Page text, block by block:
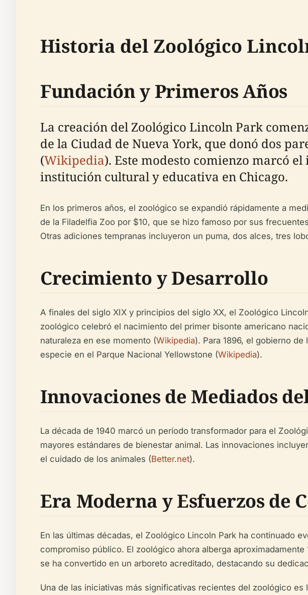
Historia del Zoológico
Fundación y Primeros Años
La creación del Zoológico Lincoln Park
de la Ciudad de Nueva York, que donó dos
(Wikipedia). Este modesto comienzo marcó
institución cultural y educativa en Chicago.
En los primeros años, el zoológico se expandió rápidamente a
de la Filadelfia Zoo por $10, que se hizo famoso por sus
Otras adiciones tempranas incluyeron un puma, dos alces, tres
Crecimiento y Desarrollo
A finales del siglo XIX y principios del siglo XX, el Zoológico
zoológico celebró el nacimiento del primer bisonte americano
naturaleza en ese momento (Wikipedia). Para 1896, el gobierno
especie en el Parque Nacional Yellowstone (Wikipedia).
Innovaciones de Mediados
La década de 1940 marcó un período transformador para el
mayores estándares de bienestar animal. Las innovaciones
el cuidado de los animales (Better.net).
Era Moderna y Esfuerzos de
En las últimas décadas, el Zoológico Lincoln Park ha continuado
compromiso público. El zoológico ahora alberga
se ha convertido en un arboreto acreditado, destacando su
Una de las iniciativas más significativas recientes del zoológico